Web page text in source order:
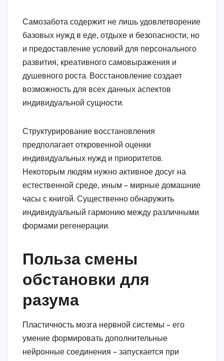
Самозабота содержит не лишь удовлетворение
базовых нужд в еде, отдыхе и безопасности, но
и предоставление условий для персонального
развития, креативного самовыражения и
душевного роста. Восстановление создает
возможность для всех данных аспектов
индивидуальной сущности.
Структурирование восстановления
предполагает откровенной оценки
индивидуальных нужд и приоритетов.
Некоторым людям нужно активное досуг на
естественной среде, иным – мирные домашние
часы с книгой. Существенно обнаружить
индивидуальный гармонию между различными
формами регенерации.
Польза смены
обстановки для
разума
Пластичность мозга нервной системы – его
умение формировать дополнительные
нейронные соединения – запускается при